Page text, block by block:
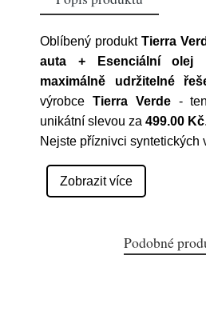
Oblíbený produkt Tierra
auta + Esenciální olej
maximálně udržitelné
výrobce Tierra Verde-
unikátní slevou za 499.00 Kč.
Nejste příznivci syntetických
Zobrazit více
Podobné